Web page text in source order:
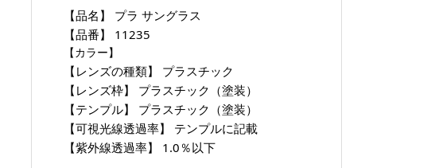
【品名】
プラ サングラス
【品番】
11235
【カラー】
【レンズの種類】
プラスチック
【レンズ枠】
プラスチック（塗装）
【テンプル】
プラスチック（塗装）
【可視光線透過率】
テンプルに記載
【紫外線透過率】
1.0％以下